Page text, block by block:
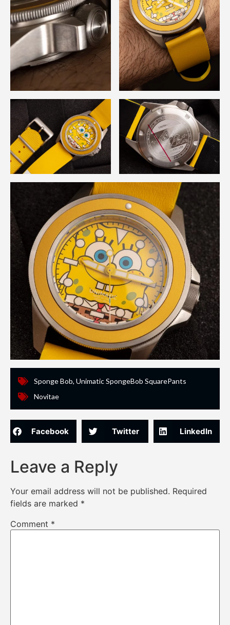
Sponge Bob, Unimatic SpongeBob SquarePants
Novitae
Facebook Twitter LinkedIn
Leave a Reply
Your email address will not be published. Required
fields are marked *
Comment *